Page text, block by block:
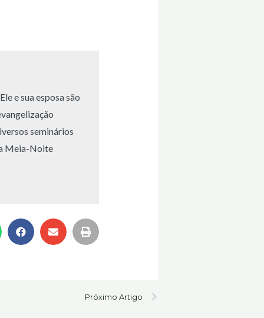
e sua esposa são
seminários
Meia-Noite
Próximo Artigo